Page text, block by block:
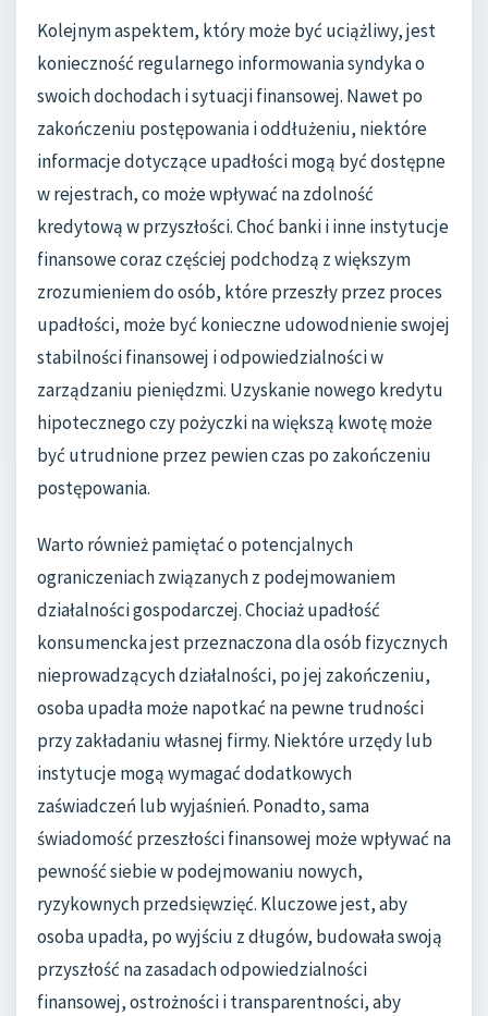
Kolejnym aspektem, który może być uciążliwy, jest
konieczność regularnego informowania syndyka o
swoich dochodach i sytuacji finansowej. Nawet po
zakończeniu postępowania i oddłużeniu, niektóre
informacje dotyczące upadłości mogą być dostępne
w rejestrach, co może wpływać na zdolność
kredytową w przyszłości. Choć banki i inne instytucje
finansowe coraz częściej podchodzą z większym
zrozumieniem do osób, które przeszły przez proces
upadłości, może być konieczne udowodnienie swojej
stabilności finansowej i odpowiedzialności w
zarządzaniu pieniędzmi. Uzyskanie nowego kredytu
hipotecznego czy pożyczki na większą kwotę może
być utrudnione przez pewien czas po zakończeniu
postępowania.
Warto również pamiętać o potencjalnych
ograniczeniach związanych z podejmowaniem
działalności gospodarczej. Chociaż upadłość
konsumencka jest przeznaczona dla osób fizycznych
nieprowadzących działalności, po jej zakończeniu,
osoba upadła może napotkać na pewne trudności
przy zakładaniu własnej firmy. Niektóre urzędy lub
instytucje mogą wymagać dodatkowych
zaświadczeń lub wyjaśnień. Ponadto, sama
świadomość przeszłości finansowej może wpływać na
pewność siebie w podejmowaniu nowych,
ryzykownych przedsięwzięć. Kluczowe jest, aby
osoba upadła, po wyjściu z długów, budowała swoją
przyszłość na zasadach odpowiedzialności
finansowej, ostrożności i transparentności, aby